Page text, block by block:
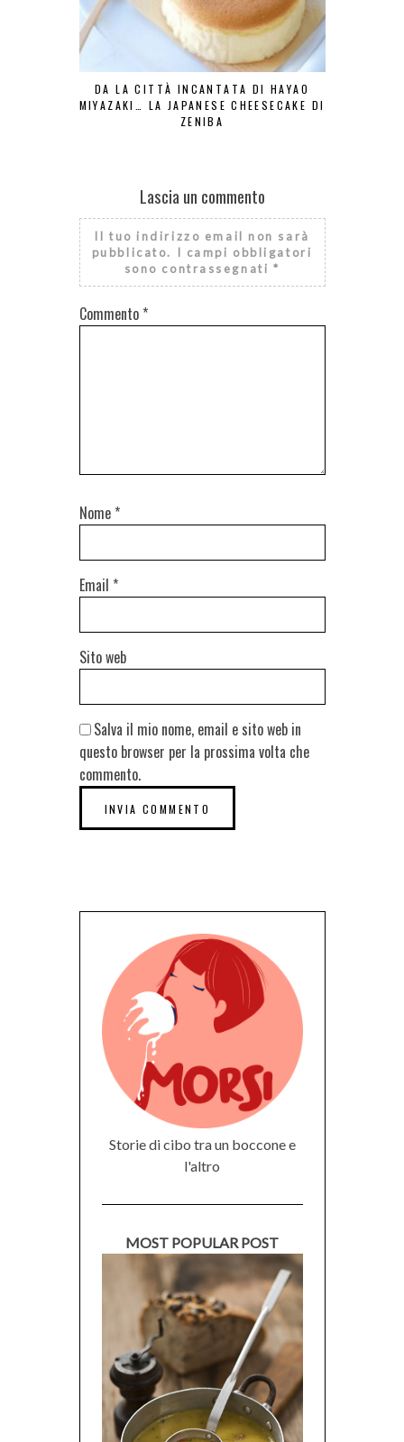
DA LA CITTÀ INCANTATA DI HAYAO
MIYAZAKI… LA JAPANESE CHEESECAKE DI
ZENIBA
Lascia un commento
Il tuo indirizzo email non sarà
pubblicato.
I campi obbligatori
sono contrassegnati *
Commento *
Nome *
Email *
Sito web
Salva il mio nome, email e sito web in
questo browser per la prossima volta che
commento.
Storie di cibo tra un boccone e
l'altro
MOST POPULAR POST